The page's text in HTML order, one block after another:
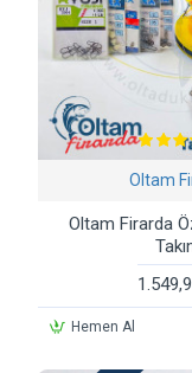
Oltam
Oltam Firarda
Hemen Al